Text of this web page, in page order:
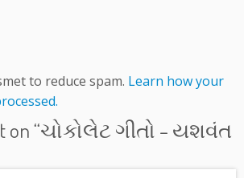
to reduce spam. Learn how your
on “ચોકોલેટ ગીતો – યશવંત